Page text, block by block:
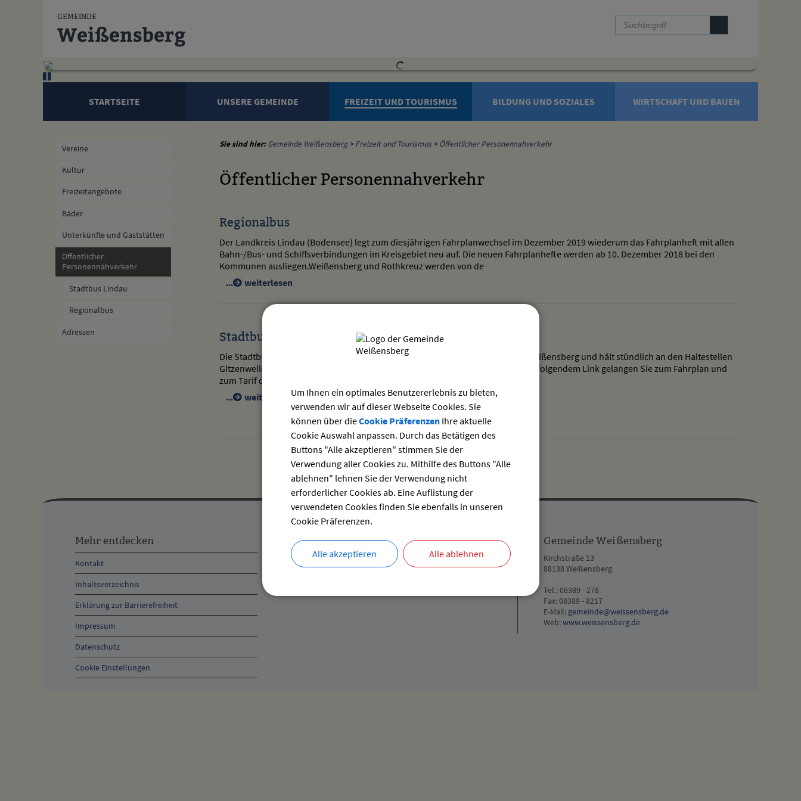
GEMEINDE
Weißensberg
STARTSEITE UNSERE GEMEINDE FREIZEIT UND TOURISMUS BILDUNG UND SOZIALES WIRTSCHAFT UND BAUEN
Vereine
Kultur
Freizeitangebote
Bäder
Unterkünfte und Gaststätten
Öffentlicher
Personennahverkehr
Stadtbus Lindau
Regionalbus
Adressen
Sie sind hier: Gemeinde Weißensberg>Freizeit und Tourismus >Öffentlicher Personennahverkehr
Öffentlicher Personennahverkehr
Regionalbus
Der Landkreis Lindau (Bodensee) legt zum diesjährigen Fahrplanwechsel im Dezember 2019 wiederum das Fahrplanheft mit allen
Bahn-/Bus- und Schiffsverbindungen im Kreisgebiet neu auf. Die neuen Fahrplanhefte werden ab 10. Dezember 2018 bei den
Kommunen ausliegen.Weißensberg und Rothkreuz werden von de
weiterlesen
Stadtbus Lindau
Die Stadtbuslinie 4 Gitzenweiler Hof - ZUP - Alwind führt durch die Gemeinde Weißensberg und hält stündlich an den Haltestellen
Gitzenweiler Hof (Campingplatz), Rehlings (Reitstall) und Lindenstraße.Mit nachfolgendem Link gelangen Sie zum Fahrplan und
zum Tarif des Stadtbusses:
weiterlesen
entdecken,
Öffnungszeiten
und
Anschrift
und
Kontakt
Mehr entdecken
Kontakt
Inhaltsverzeichnis
Erklärung zur Barrierefreiheit
Impressum
Datenschutz
Cookie Einstellungen
Öffnungszeiten
08:00 – 12:00 Uhr
Gemeinde Weißensberg
Kirchstraße 13
88138 Weißensberg
Tel.: 08389 - 278
Fax: 08389 - 8217
E-Mail: gemeinde@weissensberg.de
Web:www.weissensberg.de
Um Ihnen ein optimales Benutzererlebnis zu bieten,
verwenden wir auf dieser Webseite Cookies. Sie
können über dieCookie PräferenzenIhre aktuelle
Cookie Auswahl anpassen. Durch das Betätigen des
Buttons "Alle akzeptieren" stimmen Sie der
Verwendung aller Cookies zu. Mithilfe des Buttons "Alle
ablehnen" lehnen Sie der Verwendung nicht
erforderlicher Cookies ab. Eine Auflistung der
verwendeten Cookies finden Sie ebenfalls in unseren
Cookie Präferenzen.
Alle akzeptieren Alle ablehnen